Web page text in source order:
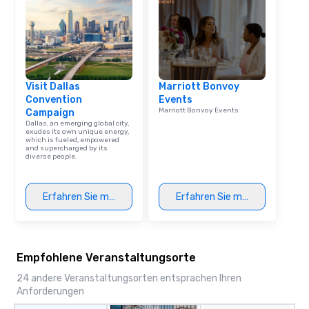
Dining When meeting
corporate group
Smacking Foodie
group is assured a
experience with three
signature dishes at
person with tax and
at various stops. Build Your Network
Our exclusive
place at multiple
countless
Visit Dallas
Convention
Campaign
Dallas, an emerging global city,
exudes its own unique energy,
which is fueled, empowered
and supercharged by its
diverse people.
Erfahren Sie mehr
Marriott Bonvoy
Events
Marriott Bonvoy Events
Erfahren Sie mehr
Empfohlene Veranstaltungsorte
24 andere Veranstaltungsorten entsprachen Ihren
Anforderungen